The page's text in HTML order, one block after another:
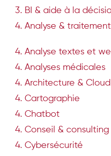
3. BI & aide à la
4. Analyse &
4. Analyse textes et
4. Analyses médicales
4. Architecture & Cloud
4. Cartographie
4. Chatbot
4. Conseil & consulting
4. Cybersécurité